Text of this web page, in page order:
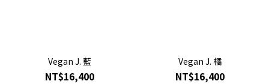
Vegan J. 藍
NT$16,400
Vegan J. 橘
NT$16,400